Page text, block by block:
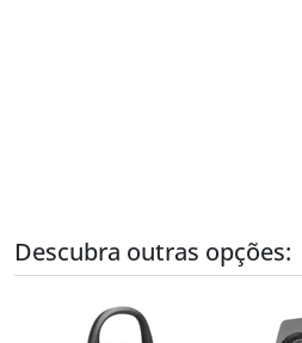
Descubra outras opções: